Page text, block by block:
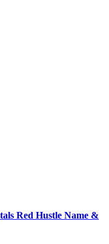
Red Hustle Name &